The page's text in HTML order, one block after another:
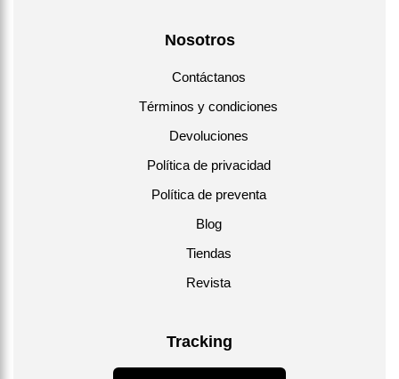
Nosotros
Contáctanos
Términos y condiciones
Devoluciones
Política de privacidad
Política de preventa
Blog
Tiendas
Revista
Tracking